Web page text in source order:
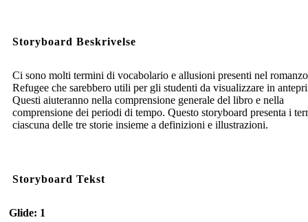
Storyboard Beskrivelse
Ci sono molti termini di vocabolario e allusioni presenti nel romanzo
Refugee che sarebbero utili per gli studenti da visualizzare in
Questi aiuteranno nella comprensione generale del libro e nella
comprensione dei periodi di tempo. Questo storyboard presenta i
ciascuna delle tre storie insieme a definizioni e illustrazioni.
Storyboard Tekst
Glide: 1